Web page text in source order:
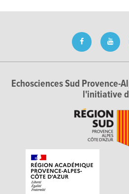
Echosciences Sud Provence-
l'initiative